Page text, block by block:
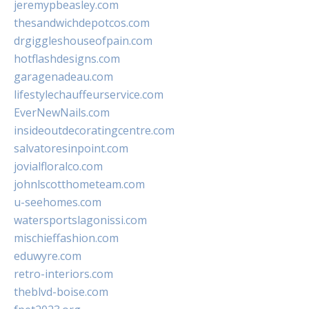
jeremypbeasley.com
thesandwichdepotcos.com
drgiggleshouseofpain.com
hotflashdesigns.com
garagenadeau.com
lifestylechauffeurservice.com
EverNewNails.com
insideoutdecoratingcentre.com
salvatoresinpoint.com
jovialfloralco.com
johnlscotthometeam.com
u-seehomes.com
watersportslagonissi.com
mischieffashion.com
eduwyre.com
retro-interiors.com
theblvd-boise.com